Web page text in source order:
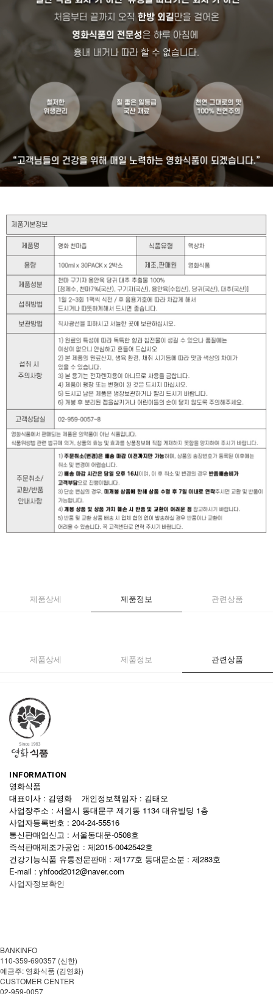
제품상세 제품정보 관련상품
제품상세 제품정보 관련상품
INFORMATION
영화식품
대표이사 : 김영화 개인정보책임자 : 김태오
사업장주소 : 서울시 동대문구 제기동 1134 대유빌딩 1층
사업자등록번호 : 204-24-55516
통신판매업신고 : 서울동대문-0508호
즉석판매제조가공업 : 제2015-0042542호
건강기능식품 유통전문판매 : 제177호 동대문소분 : 제283호
E-mail : yhfood2012@naver.com
사업자정보확인
BANKINFO
110-359-690357 (신한)
예금주: 영화식품 (김영화)
CUSTOMER CENTER
02-959-0057